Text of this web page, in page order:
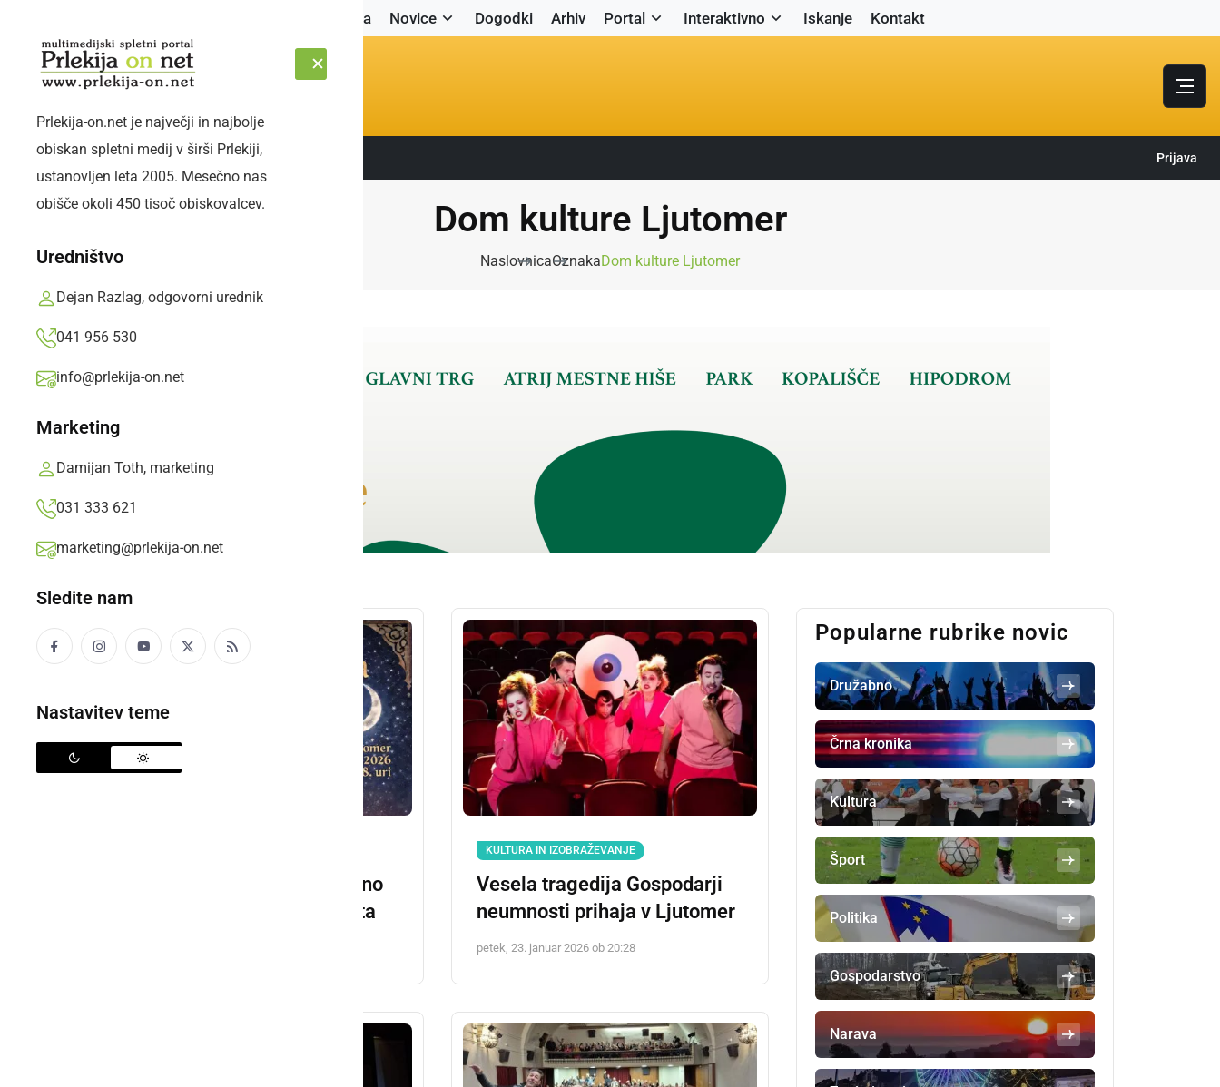
Naslovnica Novice Dogodki Arhiv Portal Interaktivno Iskanje Kontakt
ČETRTEK, 6. AVGUST 2026 Sledite nam: Prijava
Prlekija-on.net je največji in najbolje
obiskan spletni medij v širši Prlekiji,
ustanovljen leta 2005. Mesečno nas
obišče okoli 450 tisoč obiskovalcev.
Uredništvo
Dejan Razlag, odgovorni urednik
041 956 530
info@prlekija-on.net
Marketing
Damijan Toth, marketing
031 333 621
marketing@prlekija-on.net
Sledite nam
Nastavitev teme
Dom kulture Ljutomer
NaslovnicaOznakaDom kulture Ljutomer
Vabljeni na plesno-glasbeno
predstavo Zgodbe z Orienta
KULTURA IN IZOBRAŽEVANJE
Vesela tragedija Gospodarji
neumnosti prihaja v Ljutomer
petek, 23. januar 2026 ob 20:28
Popularne rubrike novic
Družabno
Črna kronika
Kultura
Šport
Politika
Gospodarstvo
Narava